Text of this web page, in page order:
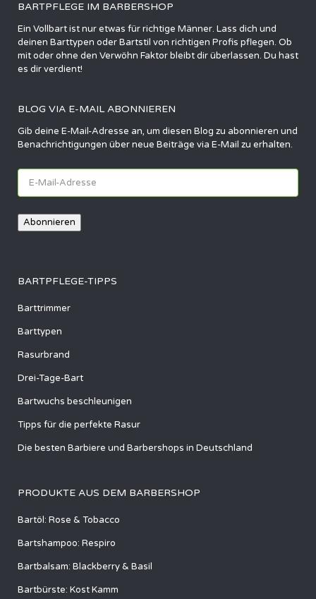
BARTPFLEGE IM BARBERSHOP
Ein Vollbart ist nur etwas für richtige Männer. Lass dich und
deinen Barttypen oder Bartstil von richtigen Profis pflegen. Ob
mit oder ohne den Verwöhn Faktor bleibt dir überlassen. Du hast
es dir verdient!
BLOG VIA E-MAIL ABONNIEREN
Gib deine E-Mail-Adresse an, um diesen Blog zu abonnieren und
Benachrichtigungen über neue Beiträge via E-Mail zu erhalten.
E-
Mail-
Abonnieren
BARTPFLEGE-TIPPS
Barttrimmer
Barttypen
Rasurbrand
Drei-Tage-Bart
Bartwuchs beschleunigen
Tipps für die perfekte Rasur
Die besten Barbiere und Barbershops in Deutschland
PRODUKTE AUS DEM BARBERSHOP
Bartöl: Rose & Tobacco
Bartshampoo: Respiro
Bartbalsam: Blackberry & Basil
Bartbürste: Kost Kamm